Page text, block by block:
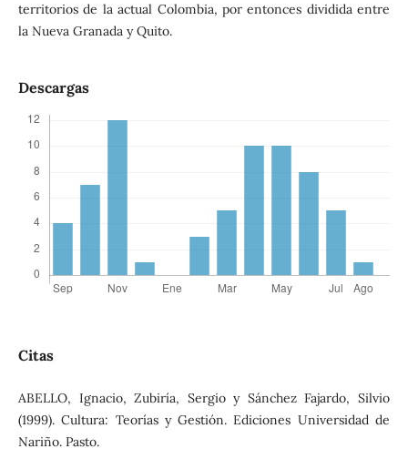
territorios de la actual Colombia, por entonces dividida entre
la Nueva Granada y Quito.
Descargas
Citas
ABELLO, Ignacio, Zubiría, Sergio y Sánchez Fajardo, Silvio
(1999). Cultura: Teorías y Gestión. Ediciones Universidad de
Nariño. Pasto.